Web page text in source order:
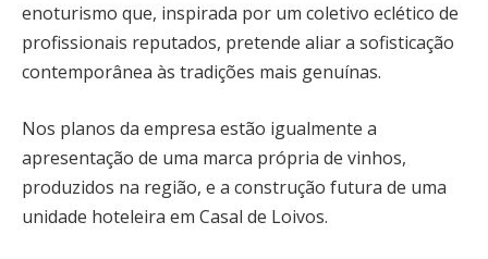
enoturismo que, inspirada por um coletivo eclético de
profissionais reputados, pretende aliar a sofisticação
contemporânea às tradições mais genuínas.
Nos planos da empresa estão igualmente a
apresentação de uma marca própria de vinhos,
produzidos na região, e a construção futura de uma
unidade hoteleira em Casal de Loivos.